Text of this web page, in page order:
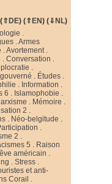
(⇑DE) (⇑EN) (⇓NL)
.
.Armes
.Avortement.
.Conversation .
.
. Études .
. Information .
6 . Islamophobie .
. Mémoire .
2 .
. Néo-belgitude .
.
2 .
5 . Raison
américain .
.Stress .
et anti-
Corail .